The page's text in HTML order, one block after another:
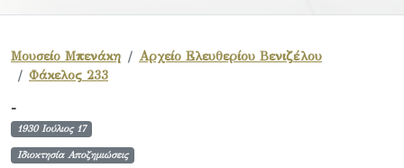
Μουσείο Μπενάκη
Αρχείο Ελευθερίου Βενιζέλου
Φάκελος 233
-
1930 Ιούλιος 17
Ιδιοκτησία Αποζημιώσεις